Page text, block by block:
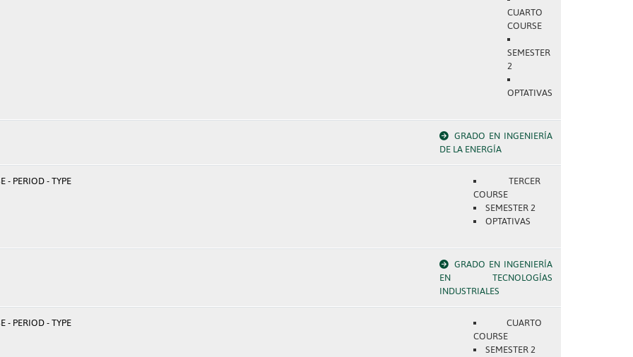
CUARTO
COURSE
SEMESTER
2
OPTATIVAS
GRADO EN INGENIERÍA
DE LA ENERGÍA
- PERIOD - TYPE
TERCER
COURSE
SEMESTER 2
OPTATIVAS
GRADO EN INGENIERÍA
EN TECNOLOGÍAS
INDUSTRIALES
- PERIOD - TYPE
CUARTO
COURSE
SEMESTER 2